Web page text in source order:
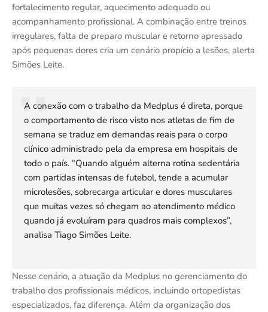
fortalecimento regular, aquecimento adequado ou
acompanhamento profissional. A combinação entre treinos
irregulares, falta de preparo muscular e retorno apressado
após pequenas dores cria um cenário propício a lesões, alerta
Simões Leite.
A conexão com o trabalho da Medplus é direta, porque
o comportamento de risco visto nos atletas de fim de
semana se traduz em demandas reais para o corpo
clínico administrado pela da empresa em hospitais de
todo o país. “Quando alguém alterna rotina sedentária
com partidas intensas de futebol, tende a acumular
microlesões, sobrecarga articular e dores musculares
que muitas vezes só chegam ao atendimento médico
quando já evoluíram para quadros mais complexos”,
analisa Tiago Simões Leite.
Nesse cenário, a atuação da Medplus no gerenciamento do
trabalho dos profissionais médicos, incluindo ortopedistas
especializados, faz diferença. Além da organização dos